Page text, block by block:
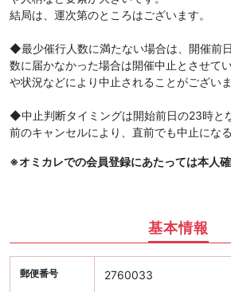
結局は、運次第のところはございます。
◆最少催行人数に満たない場合は、開催前
数に届かなかった場合は開催中止とさせて
や状況などにより中止されることがございま
◆中止判断タイミングは開始前日の23時と
前のキャンセルにより、直前でも中止にな
※オミカレでの会員登録にあたっては本人確
基本情報
郵便番号 2760033